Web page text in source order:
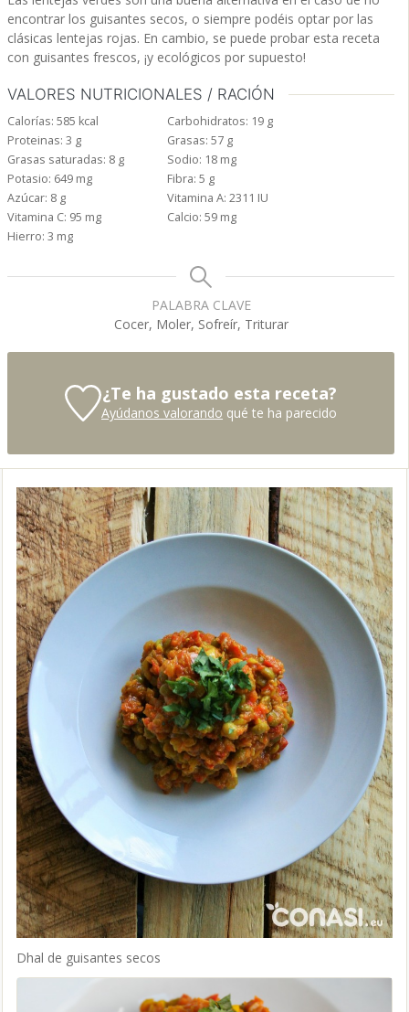
encontrar los guisantes secos, o siempre podéis optar por las
clásicas lentejas rojas. En cambio, se puede probar esta receta
con guisantes frescos, ¡y ecológicos por supuesto!
VALORES NUTRICIONALES / RACIÓN
Calorías: 585 kcal Carbohidratos: 19 g
Proteinas: 3 g Grasas: 57 g
Grasas saturadas: 8 g Sodio: 18 mg
Potasio: 649 mg Fibra: 5 g
Azúcar: 8 g Vitamina A: 2311 IU
Vitamina C: 95 mg Calcio: 59 mg
Hierro: 3 mg
PALABRA CLAVE
Cocer, Moler, Sofreír, Triturar
¿Te ha gustado esta receta?
Ayúdanos valorando qué te ha parecido
Dhal de guisantes secos